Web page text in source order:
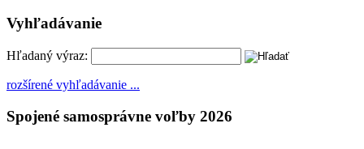
Vyhľadávanie
Hľadaný výraz:
rozšírené vyhľadávanie ...
Spojené samosprávne voľby 2026